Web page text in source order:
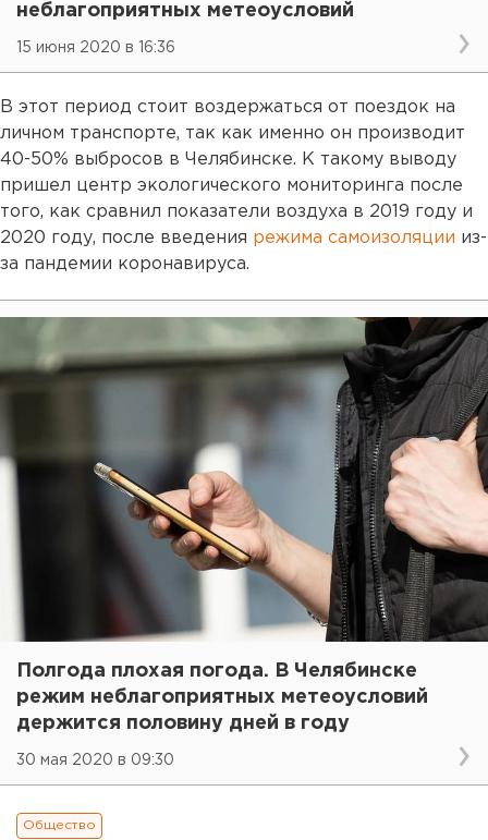
неблагоприятных метеоусловий
15 июня 2020 в 16:36
В этот период стоит воздержаться от поездок на
личном транспорте, так как именно он производит
40-50% выбросов в Челябинске. К такому выводу
пришел центр экологического мониторинга после
того, как сравнил показатели воздуха в 2019 году и
2020 году, после введения режима самоизоляции из-
за пандемии коронавируса.
Полгода плохая погода. В Челябинске
режим неблагоприятных метеоусловий
держится половину дней в году
30 мая 2020 в 09:30
Общество